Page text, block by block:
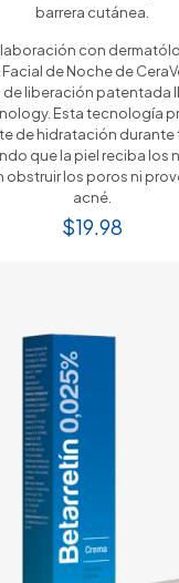
barrera cutánea.
con
de Noche de
liberación patentada
Esta tecnología
de hidratación durante
que la piel reciba los
obstruir los poros ni
acné.
$19.98